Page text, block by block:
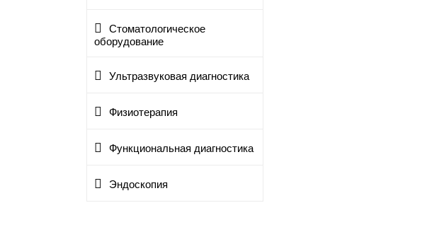
Стоматологическое
оборудование
Ультразвуковая диагностика
Физиотерапия
Функциональная диагностика
Эндоскопия